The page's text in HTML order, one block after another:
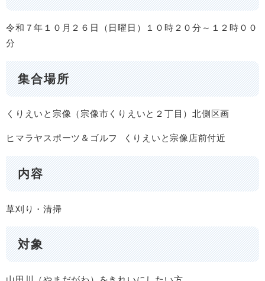
令和７年１０月２６日（日曜日）１０時２０分～１２時００
分
集合場所
くりえいと宗像（宗像市くりえいと２丁目）北側区画
ヒマラヤスポーツ＆ゴルフ くりえいと宗像店前付近
内容
草刈り・清掃
対象